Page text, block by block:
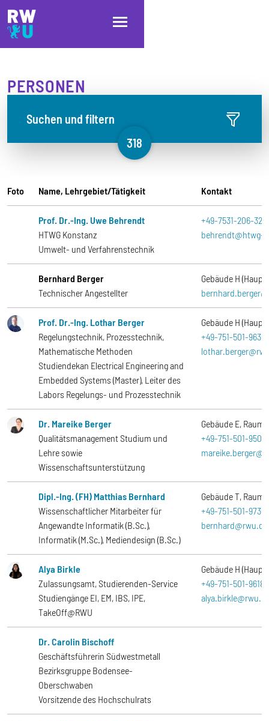
Direkt zum Inhalt
Direkt zur Hauptnavigation
Direkt zum Fußbereich
PERSONEN
Suchen und filtern
318
Foto Name, Lehrgebiet/Tätigkeit Kontakt
Prof. Dr.-Ing. Uwe Behrendt
HTWG Konstanz
Umwelt- und Verfahrenstechnik
+49-7531-206-326
behrendt@htwg-
Bernhard Berger
Technischer Angestellter
Gebäude H
Prof. Dr.-Ing. Lothar Berger
Regelungstechnik, Prozesstechnik,
Mathematische Methoden
Studiendekan Electrical Engineering and
Embedded Systems (Master), Leiter des
Labors Regelungs- und Prozesstechnik
Gebäude H
+49-751-501-9630
Dr. Mareike Berger
Qualitätsmanagement Studium und
Lehre sowie
Wissenschaftsunterstützung
Gebäude E Raum
+49-751-501-9501
Dipl.-Ing. (FH) Matthias Bernhard
Wissenschaftlicher Mitarbeiter für
Angewandte Informatik (B.Sc.),
Informatik (M.Sc.), Mediendesign (B.Sc.)
Gebäude T Raum
+49-751-501-9730
bernhard@rwu.de
Alya Birkle
Zulassungsamt, Studierenden-Service
Studiengänge EI, EM, IBS, IPE,
TakeOff@RWU
Gebäude H
+49-751-501-9618
Dr. Carolin Bischoff
Geschäftsführerin Südwestmetall
Bezirksgruppe Bodensee-
Oberschwaben
Vorsitzende des Hochschulrats